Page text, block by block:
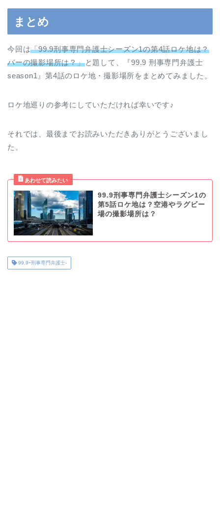
まとめ
今回は「99.9刑事専門弁護士シーズン1の第4話ロケ地は？
バーの撮影場所は？」と題して、『99.9 刑事専門弁護士
season1』第4話のロケ地・撮影場所をまとめてみました。
ロケ地巡りの参考にしていただければ幸いです♪
それでは、最後までお読みいただきありがとうございまし
た。
99.9刑事専門弁護士シーズン1の
第5話ロケ地は？空港やラグビー
場の撮影場所は？
99.9ｰ刑事専門弁護士-